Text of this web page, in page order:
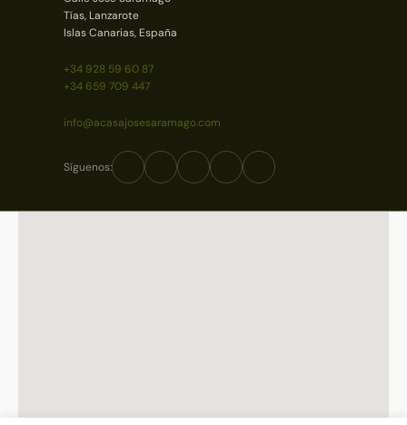
Tías, Lanzarote
Islas Canarias, España
+34 928 59 60 87
+34 659 709 447
info@acasajosesaramago.com
Síguenos: